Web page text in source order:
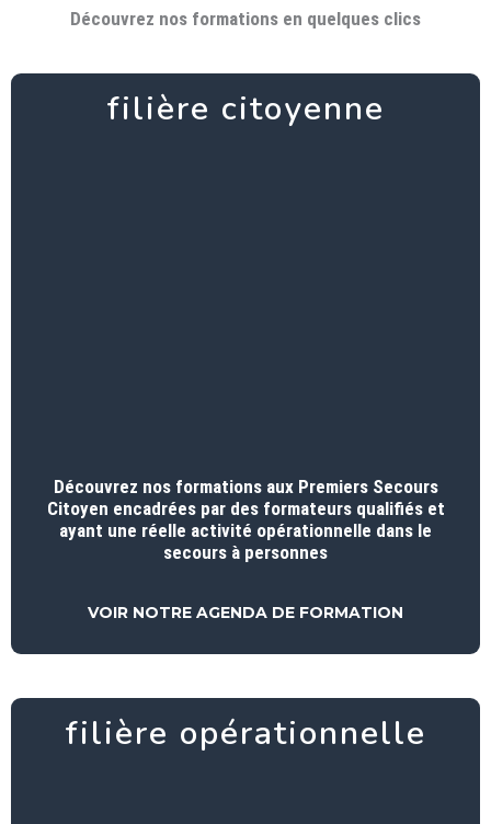
Découvrez nos formations en quelques clics
filière citoyenne
Découvrez nos formations aux Premiers Secours
Citoyen encadrées par des formateurs qualifiés et
ayant une réelle activité opérationnelle dans le
secours à personnes
VOIR NOTRE AGENDA DE FORMATION
filière opérationnelle